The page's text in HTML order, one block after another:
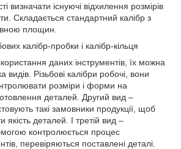
визначати існуючі відхилення розмірів
Складається стандартний калібр з
площин.
даних інструментів, їх можна
видів. Різьбові калібри робочі, вони
розміри і форми на
деталей. Другий вид –
такі замовники продукції, щоб
якість деталей. І третій вид –
контролюється процес
перевіряються поставлені деталі.